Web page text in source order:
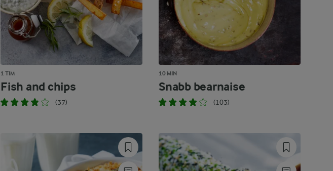
1 TIM
Fish and chips
(37)
10 MIN
Snabb bearnaise
(103)